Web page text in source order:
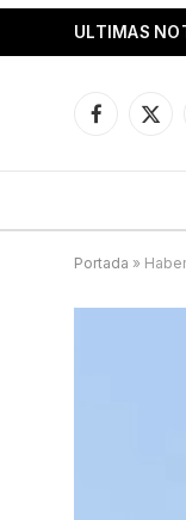
ULTIMAS
Facebook
X
Portada »